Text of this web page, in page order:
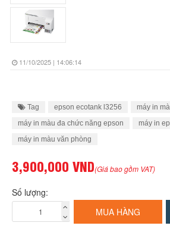
11/10/2025 | 14:06:14
Tag epson ecotank l3256
máy in
máy in màu đa chức năng epson
máy in
máy in màu văn phòng
3,900,000 VND(Giá bao gồm VAT)
Số lượng:
MUA HÀNG